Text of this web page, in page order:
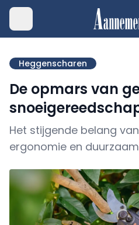
Heggenscharen
De opmars van
Het stijgende belang
ergonomie en